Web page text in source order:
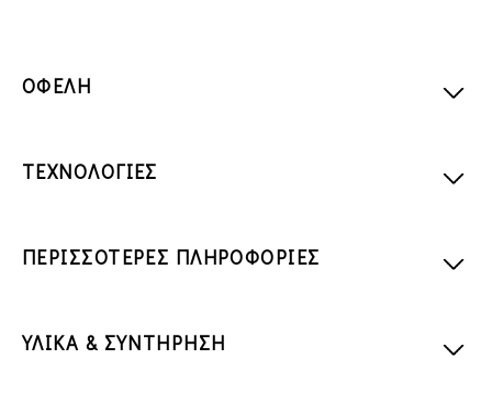
ΟΦΕΛΗ
ΤΕΧΝΟΛΟΓΙΕΣ
ΠΕΡΙΣΣΟΤΕΡΕΣ ΠΛΗΡΟΦΟΡΙΕΣ
ΥΛΙΚΑ & ΣΥΝΤΗΡΗΣΗ